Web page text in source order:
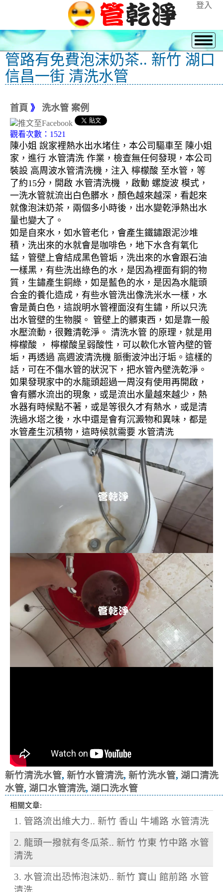
登入
管路有免費泡沫奶茶.. 新竹 湖口
信昌一街 清洗水管
首頁 》 洗水管 案例
觀看次數：1521
陳小姐 說家裡熱水出水堵住，本公司驅車至 陳小姐
家，進行 水管清洗 作業，檢查無任何發現，本公司
裝設 高周波水管清洗機，注入 檸檬酸 至水管，等
了約15分，開啟 水管清洗機 ，啟動 螺旋波 模式，
一洗水管就流出白色髒水，顏色越來越深，看起來
就像泡沫奶茶，兩個多小時後，出水變乾淨熱出水
量也變大了。
如是自來水，如水管老化，會產生鐵鏽跟泥沙堆
積，洗出來的水就會是咖啡色，地下水含有氧化
錳，管壁上會結成黑色管垢，洗出來的水會跟石油
一樣黑，有些洗出綠色的水，是因為裡面有銅的物
質，生鏽產生銅綠，如是藍色的水，是因為水龍頭
合金的養化造成，有些水管洗出像洗米水一樣，水
會是黃白色，這說明水管裡面沒有生鏽，所以只洗
出水管壁的生物膜。 管壁上的髒東西，如是靠一般
水壓流動，很難清乾淨。 清洗水管 的原理，就是用
檸檬酸 ， 檸檬酸呈弱酸性，可以軟化水管內壁的管
垢，再透過 高週波清洗機 脈衝波沖出汙垢。這樣的
話，可在不傷水管的狀況下，把水管內壁洗乾淨。
如果發現家中的水龍頭超過一周沒有使用再開啟，
會有髒水流出的現象，或是流出水量越來越少，熱
水器有時候點不著，或是等很久才有熱水，或是清
洗過水塔之後，水中還是會有沉澱物和異味，都是
水管產生沉積物，這時候就需要 水管清洗
新竹清洗水管, 新竹水管清洗, 新竹洗水管, 湖口清洗
水管, 湖口水管清洗, 湖口洗水管
相關文章:
1. 管路流出維大力.. 新竹 香山 牛埔路 水管清洗
2. 龍頭一撥就有冬瓜茶.. 新竹 竹東 竹中路 水管
清洗
3. 水管流出恐怖泡沫奶.. 新竹 寶山 館前路 水管